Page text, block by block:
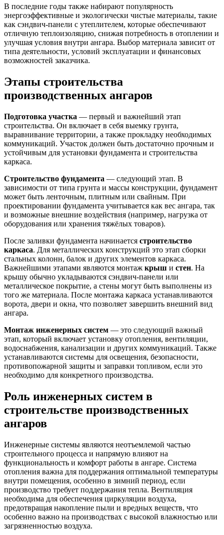
В последние годы также набирают популярность
энергоэффективные и экологически чистые материалы, такие
как сэндвич-панели с утеплителем, которые обеспечивают
отличную теплоизоляцию, снижая потребность в отоплении и
улучшая условия внутри ангара. Выбор материала зависит от
типа деятельности, условий эксплуатации и финансовых
возможностей заказчика.
Этапы строительства
производственных ангаров
Подготовка участка — первый и важнейший этап
строительства. Он включает в себя выемку грунта,
выравнивание территории, а также прокладку необходимых
коммуникаций. Участок должен быть достаточно прочным и
устойчивым для установки фундамента и строительства
каркаса.
Строительство фундамента — следующий этап. В
зависимости от типа грунта и массы конструкции, фундамент
может быть ленточным, плитным или свайным. При
проектировании фундамента учитывается как вес ангара, так
и возможные внешние воздействия (например, нагрузка от
оборудования или хранения тяжёлых товаров).
После заливки фундамента начинается строительство
каркаса. Для металлических конструкций это этап сборки
стальных колонн, балок и других элементов каркаса.
Важнейшими этапами являются монтаж крыш и стен. На
крышу обычно укладываются сэндвич-панели или
металлическое покрытие, а стены могут быть выполнены из
того же материала. После монтажа каркаса устанавливаются
ворота, двери и окна, что позволяет завершить внешний вид
ангара.
Монтаж инженерных систем — это следующий важный
этап, который включает установку отопления, вентиляции,
водоснабжения, канализации и других коммуникаций. Также
устанавливаются системы для освещения, безопасности,
противопожарной защиты и заправки топливом, если это
необходимо для конкретного производства.
Роль инженерных систем в
строительстве производственных
ангаров
Инженерные системы являются неотъемлемой частью
строительного процесса и напрямую влияют на
функциональность и комфорт работы в ангаре. Система
отопления важна для поддержания оптимальной температуры
внутри помещения, особенно в зимний период, если
производство требует поддержания тепла. Вентиляция
необходима для обеспечения циркуляции воздуха,
предотвращая накопление пыли и вредных веществ, что
особенно важно на производствах с высокой влажностью или
загрязненностью воздуха.